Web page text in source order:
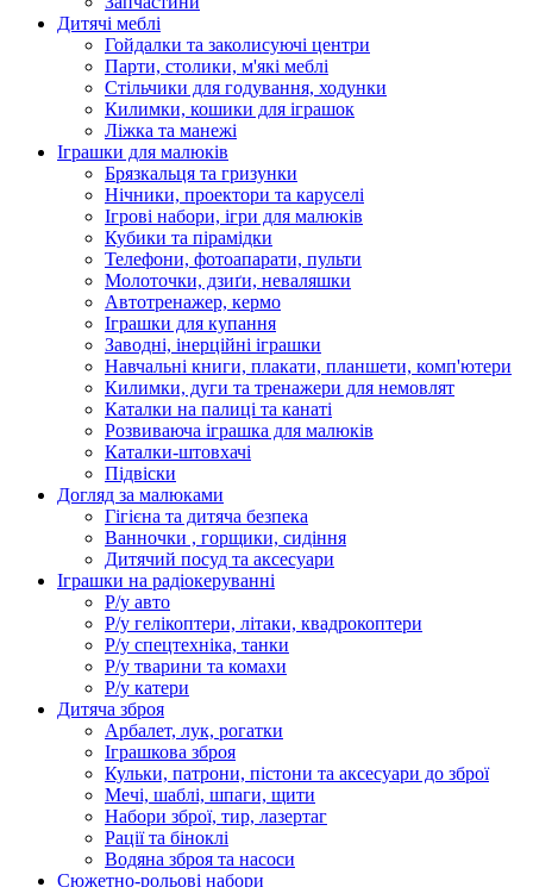
Дитячі меблі
Гойдалки та заколисуючі центри
Парти, столики, м'які меблі
Стільчики для годування, ходунки
Килимки, кошики для іграшок
Ліжка та манежі
Іграшки для малюків
Брязкальця та гризунки
Нічники, проектори та каруселі
Ігрові набори, ігри для малюків
Кубики та пірамідки
Телефони, фотоапарати, пульти
Молоточки, дзиґи, неваляшки
Автотренажер, кермо
Іграшки для купання
Заводні, інерційні іграшки
Навчальні книги, плакати, планшети, комп'ютери
Килимки, дуги та тренажери для немовлят
Каталки на палиці та канаті
Розвиваюча іграшка для малюків
Каталки-штовхачі
Підвіски
Догляд за малюками
Гігієна та дитяча безпека
Ванночки , горщики, сидіння
Дитячий посуд та аксесуари
Іграшки на радіокеруванні
Р/у авто
Р/у гелікоптери, літаки, квадрокоптери
Р/у спецтехніка, танки
Р/у тварини та комахи
Р/у катери
Дитяча зброя
Арбалет, лук, рогатки
Іграшкова зброя
Кульки, патрони, пістони та аксесуари до зброї
Мечі, шаблі, шпаги, щити
Набори зброї, тир, лазертаг
Рації та біноклі
Водяна зброя та насоси
Сюжетно-рольові набори